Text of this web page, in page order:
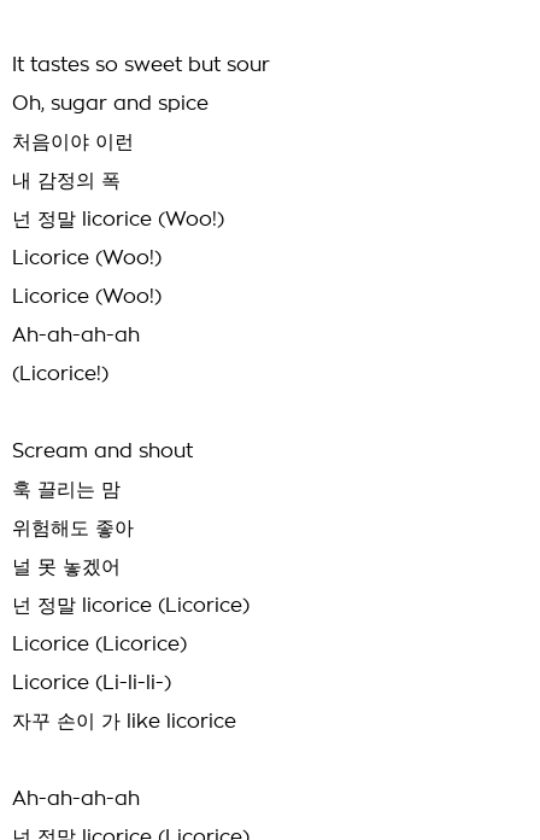
It tastes so sweet but sour
Oh, sugar and spice
처음이야 이런
내 감정의 폭
넌 정말 licorice (Woo!)
Licorice (Woo!)
Licorice (Woo!)
Ah-ah-ah-ah
(Licorice!)
Scream and shout
훅 끌리는 맘
위험해도 좋아
널 못 놓겠어
넌 정말 licorice (Licorice)
Licorice (Licorice)
Licorice (Li-li-li-)
자꾸 손이 가 like licorice
Ah-ah-ah-ah